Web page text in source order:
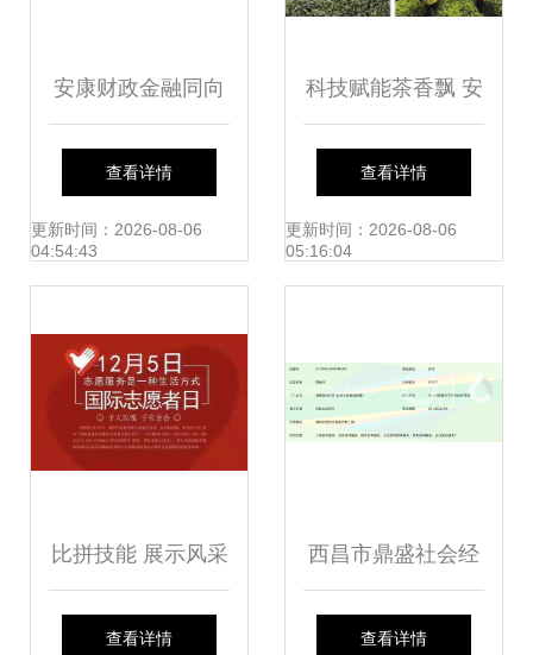
安康财政金融同向
发力 撬动资源赋能
实体经济
查看详情
更新时间：2026-08-06
04:54:43
科技赋能茶香飘 安
溪茶学院茶学系教
工党支部打造产业
查看详情
更新时间：2026-08-06
05:16:04
比拼技能 展示风采
提升服务——西站
查看详情
西昌市鼎盛社会经
济咨询服务 助力区
查看详情